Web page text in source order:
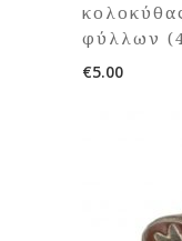
φύλλων
€5.00